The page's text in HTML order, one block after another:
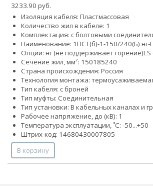
3233.90 руб.
Изоляция кабеля: Пластмассовая
Количество жил в кабеле: 1
Комплектация: с болтовыми
Наименование: 1ПСТ(б)-1-150/240(Б) нг-
Опции: нг (не поддерживает горение)
Сечение жил, мм²: 150185240
Страна происхождения: Россия
Технология монтажа:
Тип кабеля: с броней
Тип муфты: Соединительная
Тип установки: В кабельных каналах и
Рабочее напряжение, до (кВ): 1
Температура эксплуатации, ˚С: -50...+50
Штрих-код: 14680430007805
В корзину